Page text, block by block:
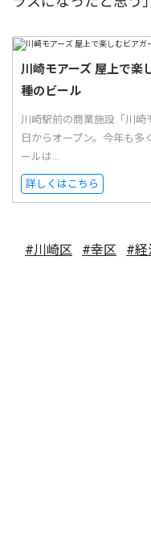
川崎モアーズ 屋上で楽
種のビール
川崎駅前の商業施設「川崎
日からオープン。今年も
ールは...
詳しくはこちら
#川崎区 #幸区 #経